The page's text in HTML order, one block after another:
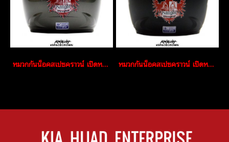
หมวกกันน็อคสเปซคราวน์ เปิดหน้า Knight สีเทา หมวกกันน็อคสเปซคราวน์ เปิดหน้า Knight สีดำด้าน